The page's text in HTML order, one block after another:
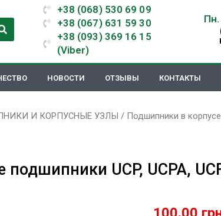
+38 (068) 530 69 09
+38 (067) 631 59 30
+38 (093) 369 16 15
(Viber)
Пн.
НОВОСТИ ОТЗЫВЫ КОНТАКТЫ
И КОРПУСНЫЕ УЗЛЫ / Подшипники в корпусе
подшипники UCP, UCPA,